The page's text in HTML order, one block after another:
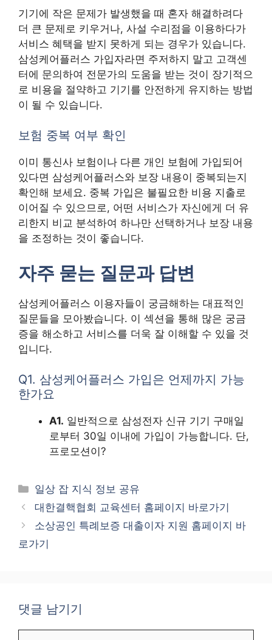
기기에 작은 문제가 발생했을 때 혼자 해결하려다
더 큰 문제로 키우거나, 사설 수리점을 이용하다가
서비스 혜택을 받지 못하게 되는 경우가 있습니다.
삼성케어플러스 가입자라면 주저하지 말고 고객센
터에 문의하여 전문가의 도움을 받는 것이 장기적으
로 비용을 절약하고 기기를 안전하게 유지하는 방법
이 될 수 있습니다.
보험 중복 여부 확인
이미 통신사 보험이나 다른 개인 보험에 가입되어
있다면 삼성케어플러스와 보장 내용이 중복되는지
확인해 보세요. 중복 가입은 불필요한 비용 지출로
이어질 수 있으므로, 어떤 서비스가 자신에게 더 유
리한지 비교 분석하여 하나만 선택하거나 보장 내용
을 조정하는 것이 좋습니다.
자주 묻는 질문과 답변
삼성케어플러스 이용자들이 궁금해하는 대표적인
질문들을 모아봤습니다. 이 섹션을 통해 많은 궁금
증을 해소하고 서비스를 더욱 잘 이해할 수 있을 것
입니다.
Q1. 삼성케어플러스 가입은 언제까지 가능
한가요
A1. 일반적으로 삼성전자 신규 기기 구매일
로부터 30일 이내에 가입이 가능합니다. 단,
프로모션이?
카
테
리
일상 잡 지식 정보 공유
대한결핵협회 교육센터 홈페이지 바로가기
소상공인 특례보증 대출이자 지원 홈페이지 바
로가기
댓글 남기기